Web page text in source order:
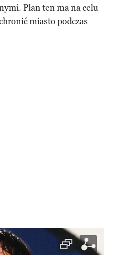
Plan ten ma na celu
miasto podczas